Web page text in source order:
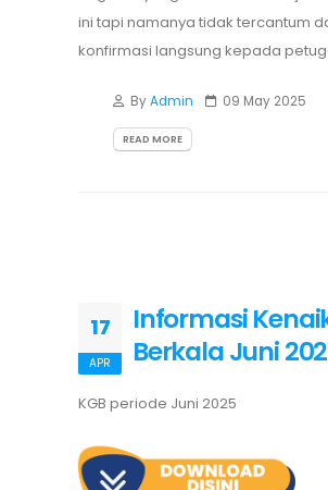
ini tapi namanya tidak tercantum
konfirmasi langsung kepada
ByAdmin 09 May 2025
READ MORE
17
APR
Informasi
Berkala Juni
KGB periode Juni 2025